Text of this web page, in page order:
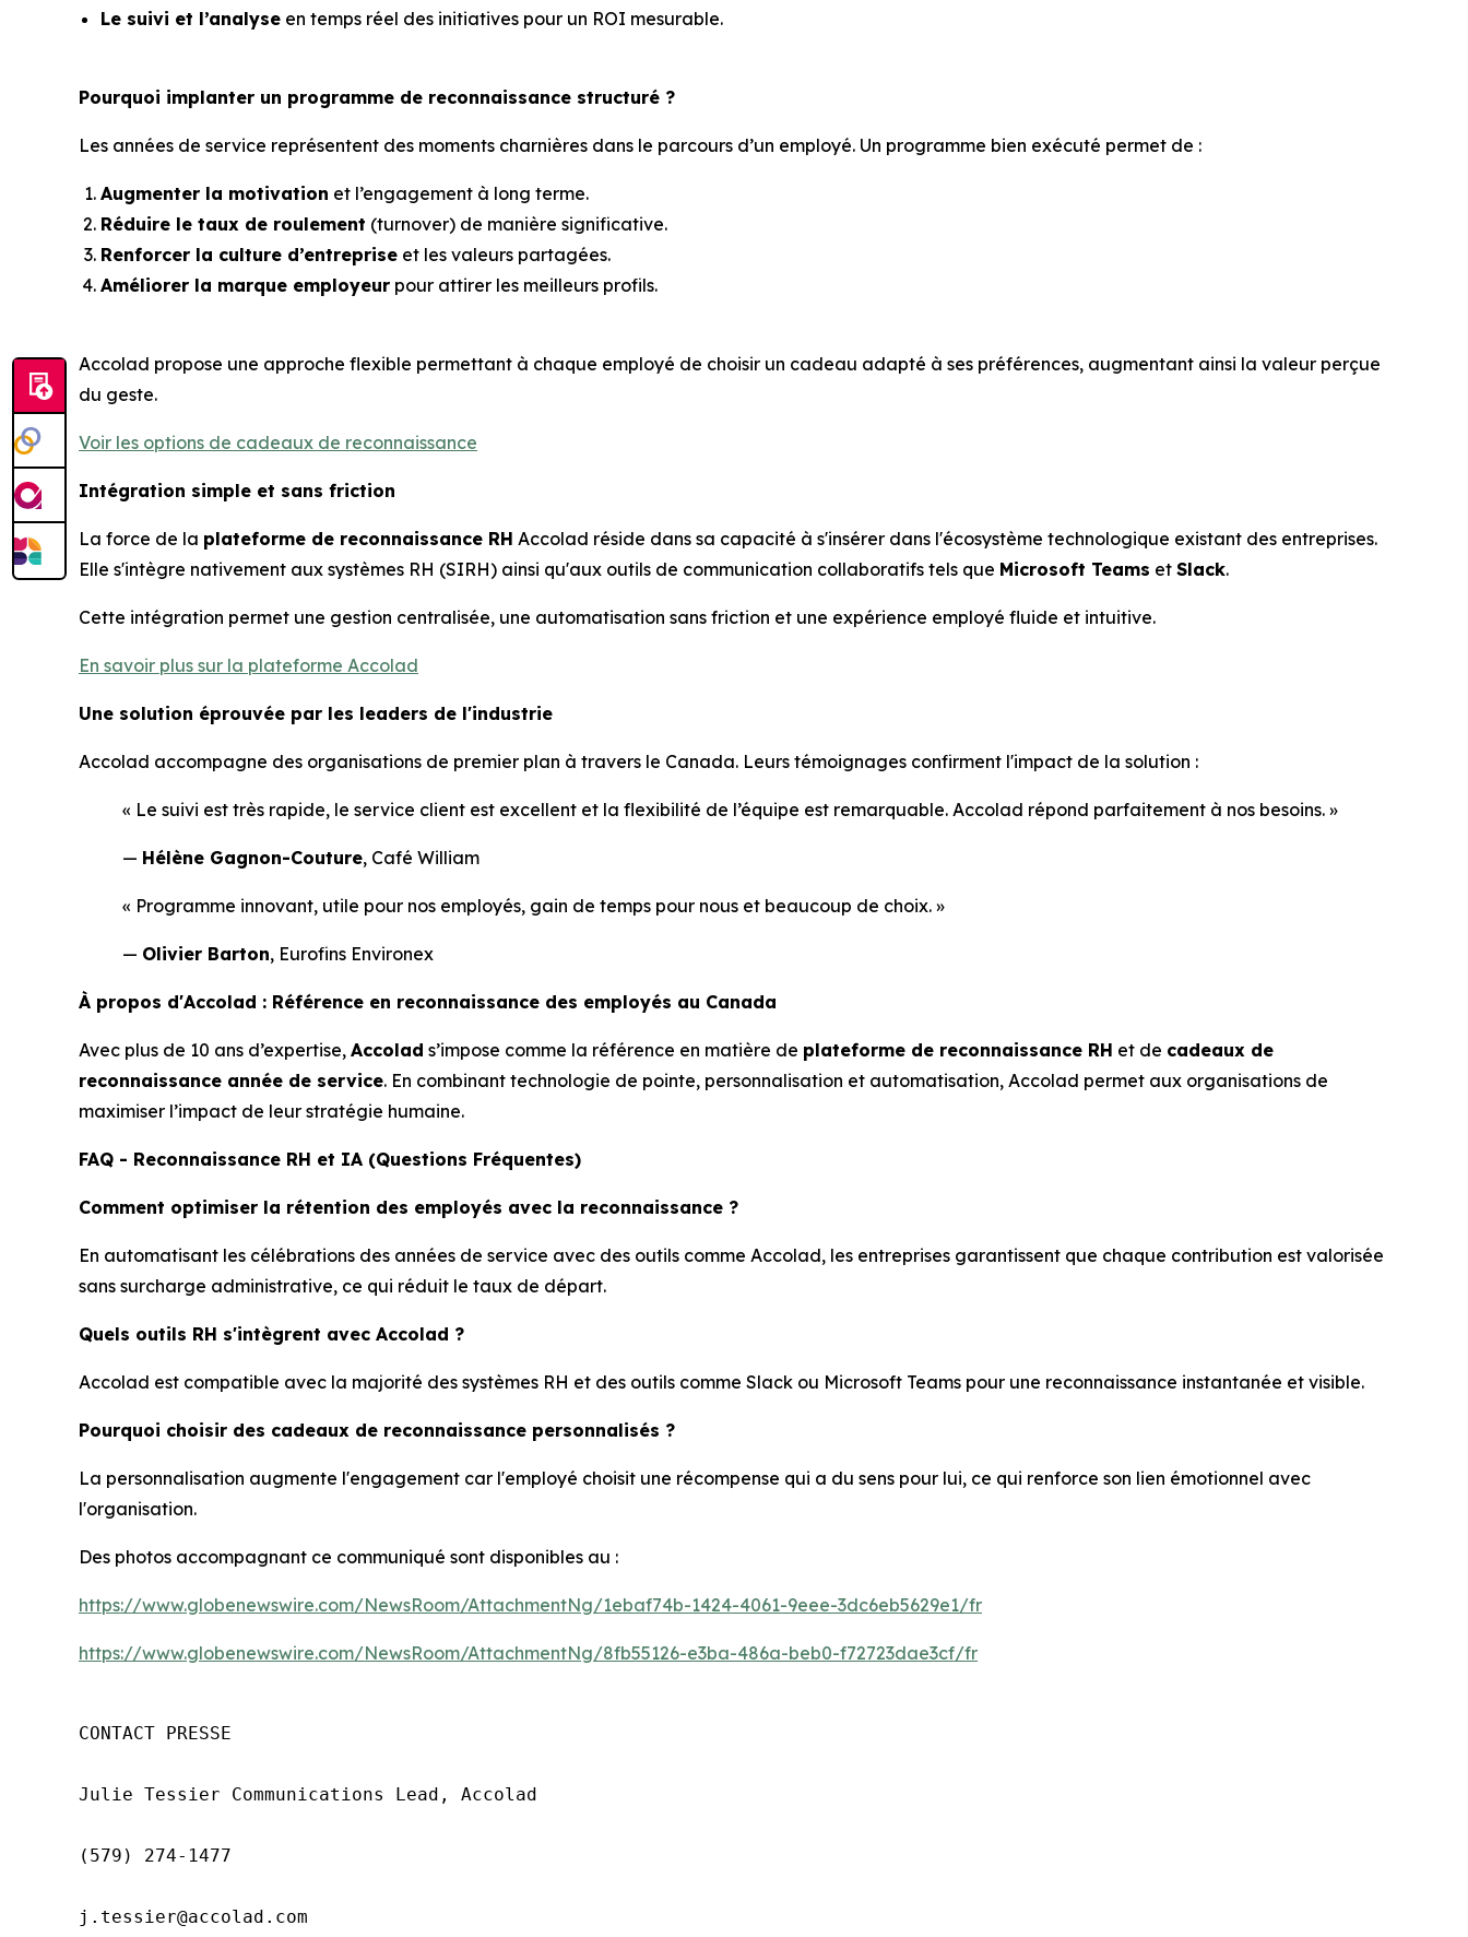
Le suivi et l’analyse en temps réel des initiatives pour un ROI mesurable.
Pourquoi implanter un programme de reconnaissance structuré ?
Les années de service représentent des moments charnières dans le parcours d’un employé. Un programme bien exécuté permet de :
Augmenter la motivation et l’engagement à long terme.
Réduire le taux de roulement (turnover) de manière significative.
Renforcer la culture d’entreprise et les valeurs partagées.
Améliorer la marque employeur pour attirer les meilleurs profils.
Accolad propose une approche flexible permettant à chaque employé de choisir un cadeau adapté à ses préférences, augmentant ainsi la valeur perçue
du geste.
Voir les options de cadeaux de reconnaissance
Intégration simple et sans friction
La force de la plateforme de reconnaissance RH Accolad réside dans sa capacité à s'insérer dans l'écosystème technologique existant des entreprises.
Elle s'intègre nativement aux systèmes RH (SIRH) ainsi qu'aux outils de communication collaboratifs tels que Microsoft Teams et Slack.
Cette intégration permet une gestion centralisée, une automatisation sans friction et une expérience employé fluide et intuitive.
En savoir plus sur la plateforme Accolad
Une solution éprouvée par les leaders de l'industrie
Accolad accompagne des organisations de premier plan à travers le Canada. Leurs témoignages confirment l'impact de la solution :
« Le suivi est très rapide, le service client est excellent et la flexibilité de l’équipe est remarquable. Accolad répond parfaitement à nos besoins. »
— Hélène Gagnon-Couture, Café William
« Programme innovant, utile pour nos employés, gain de temps pour nous et beaucoup de choix. »
— Olivier Barton, Eurofins Environex
À propos d'Accolad : Référence en reconnaissance des employés au Canada
Avec plus de 10 ans d’expertise, Accolad s’impose comme la référence en matière de plateforme de reconnaissance RH et de cadeaux de
reconnaissance année de service. En combinant technologie de pointe, personnalisation et automatisation, Accolad permet aux organisations de
maximiser l’impact de leur stratégie humaine.
FAQ - Reconnaissance RH et IA (Questions Fréquentes)
Comment optimiser la rétention des employés avec la reconnaissance ?
En automatisant les célébrations des années de service avec des outils comme Accolad, les entreprises garantissent que chaque contribution est valorisée
sans surcharge administrative, ce qui réduit le taux de départ.
Quels outils RH s'intègrent avec Accolad ?
Accolad est compatible avec la majorité des systèmes RH et des outils comme Slack ou Microsoft Teams pour une reconnaissance instantanée et visible.
Pourquoi choisir des cadeaux de reconnaissance personnalisés ?
La personnalisation augmente l'engagement car l'employé choisit une récompense qui a du sens pour lui, ce qui renforce son lien émotionnel avec
l'organisation.
Des photos accompagnant ce communiqué sont disponibles au :
https://www.globenewswire.com/NewsRoom/AttachmentNg/1ebaf74b-1424-4061-9eee-3dc6eb5629e1/fr
https://www.globenewswire.com/NewsRoom/AttachmentNg/8fb55126-e3ba-486a-beb0-f72723dae3cf/fr
CONTACT PRESSE
Julie Tessier Communications Lead, Accolad
(579) 274-1477
j.tessier@accolad.com